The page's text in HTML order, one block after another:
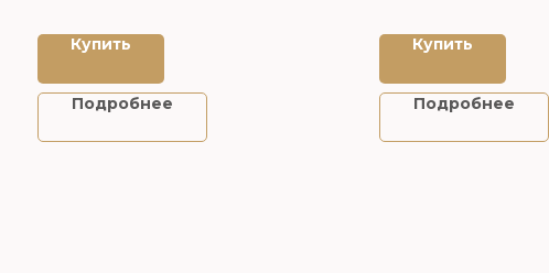
Купить
Подробнее
Купить
Подробнее